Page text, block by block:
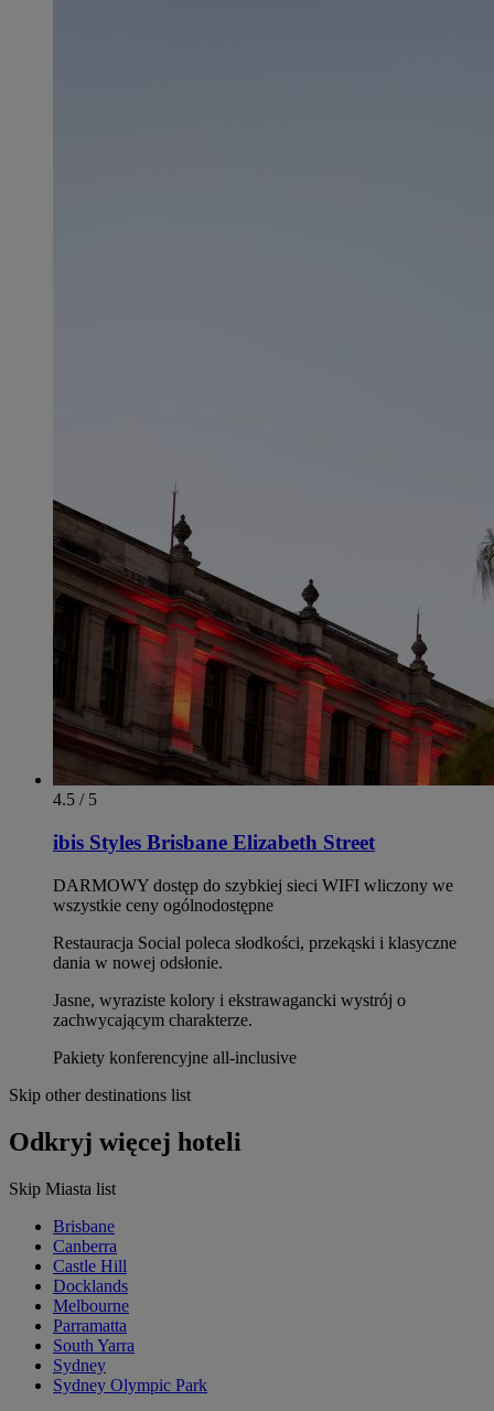
4.5 / 5
ibis Styles Brisbane Elizabeth Street
DARMOWY dostęp do szybkiej sieci WIFI wliczony we
wszystkie ceny ogólnodostępne
Restauracja Social poleca słodkości, przekąski i klasyczne
dania w nowej odsłonie.
Jasne, wyraziste kolory i ekstrawagancki wystrój o
zachwycającym charakterze.
Pakiety konferencyjne all-inclusive
Skip other destinations list
Odkryj więcej hoteli
Skip Miasta list
Brisbane
Canberra
Castle Hill
Docklands
Melbourne
Parramatta
South Yarra
Sydney
Sydney Olympic Park